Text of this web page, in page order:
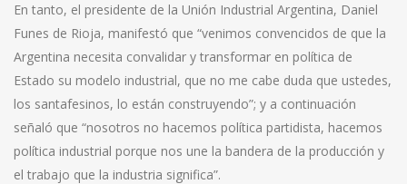
En tanto, el presidente de la Unión Industrial Argentina, Daniel
Funes de Rioja, manifestó que “venimos convencidos de que la
Argentina necesita convalidar y transformar en política de
Estado su modelo industrial, que no me cabe duda que ustedes,
los santafesinos, lo están construyendo”; y a continuación
señaló que “nosotros no hacemos política partidista, hacemos
política industrial porque nos une la bandera de la producción y
el trabajo que la industria significa”.